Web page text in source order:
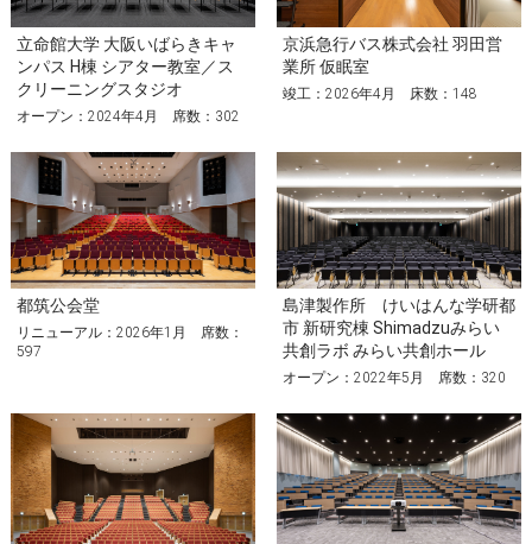
立命館大学 大阪いばらきキャ
ンパス H棟 シアター教室／ス
クリーニングスタジオ
オープン：2024年4月 席数：302
京浜急行バス株式会社 羽田営
業所 仮眠室
竣工：2026年4月 床数：148
都筑公会堂
リニューアル：2026年1月 席数：
597
島津製作所 けいはんな学研都
市 新研究棟 Shimadzuみらい
共創ラボ みらい共創ホール
オープン：2022年5月 席数：320